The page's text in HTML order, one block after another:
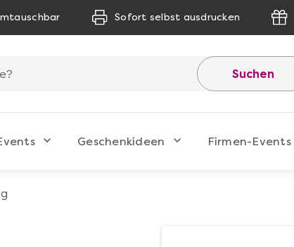
Sofort selbst ausdrucken
Suchen
Geschenkideen Firmen-Events